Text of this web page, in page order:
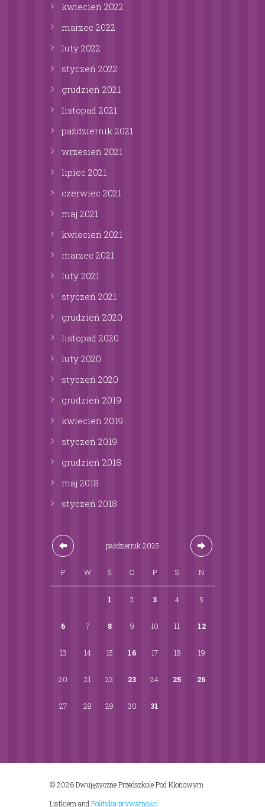
kwiecień 2022
marzec 2022
luty 2022
styczeń 2022
grudzień 2021
listopad 2021
październik 2021
wrzesień 2021
lipiec 2021
czerwiec 2021
maj 2021
kwiecień 2021
marzec 2021
luty 2021
styczeń 2021
grudzień 2020
listopad 2020
luty 2020
styczeń 2020
grudzień 2019
kwiecień 2019
styczeń 2019
grudzień 2018
maj 2018
styczeń 2018
październik2025
P W Ś C P S N
1 2 3 4 5
6 7 8 9 10 11 12
13 14 15 16 17 18 19
20 21 22 23 24 25 26
27 28 29 30 31
© 2026 Dwujęzyczne Przedszkole Pod Klonowym
Listkiem and Polityka prywatności